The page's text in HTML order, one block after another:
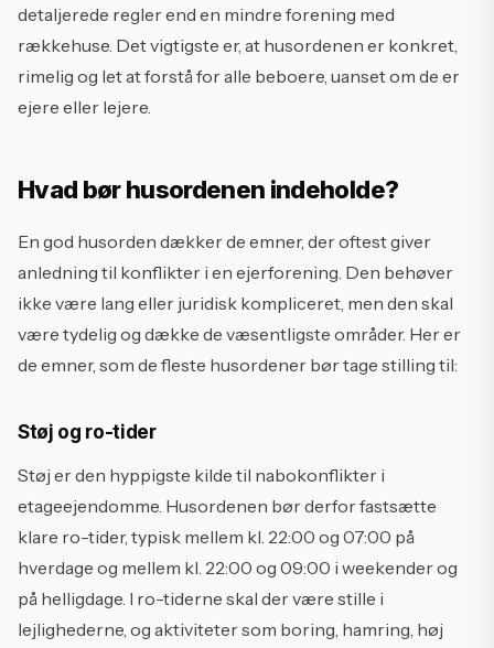
detaljerede regler end en mindre forening med
rækkehuse. Det vigtigste er, at husordenen er konkret,
rimelig og let at forstå for alle beboere, uanset om de er
ejere eller lejere.
Hvad bør husordenen indeholde?
En god husorden dækker de emner, der oftest giver
anledning til konflikter i en ejerforening. Den behøver
ikke være lang eller juridisk kompliceret, men den skal
være tydelig og dække de væsentligste områder. Her er
de emner, som de fleste husordener bør tage stilling til:
Støj og ro-tider
Støj er den hyppigste kilde til nabokonflikter i
etageejendomme. Husordenen bør derfor fastsætte
klare ro-tider, typisk mellem kl. 22:00 og 07:00 på
hverdage og mellem kl. 22:00 og 09:00 i weekender og
på helligdage. I ro-tiderne skal der være stille i
lejlighederne, og aktiviteter som boring, hamring, høj